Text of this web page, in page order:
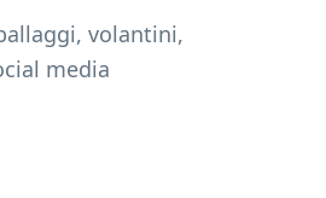
volantini,
media